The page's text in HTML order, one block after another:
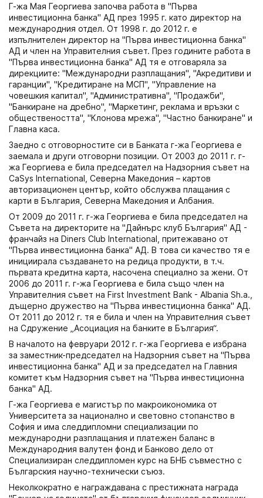
Г-жа Мая Георгиева започва работа в "Първа
инвестиционна банка" АД през 1995 г. като директор на
международния отдел. От 1998 г. до 2012 г. е
изпълнителен директор на "Първа инвестиционна банка"
АД и член на Управителния съвет. През годините работа в
"Първа инвестиционна банка" АД тя е отговаряла за
дирекциите: "Международни разплащания", "Акредитиви и
гаранции", "Кредитиране на МСП", "Управление на
човешкия капитал", "Административна", "Продажби",
"Банкиране на дребно", "Маркетинг, реклама и връзки с
обществеността", "Клонова мрежа", "Частно банкиране" и
Главна каса.
Заедно с отговорностите си в Банката г-жа Георгиева е
заемала и други отговорни позиции. От 2003 до 2011 г. г-
жа Георгиева е била председател на Надзорния съвет на
CaSys International, Северна Македония – картов
авторизационен център, който обслужва плащания с
карти в България, Северна Македония и Албания.
От 2009 до 2011 г. г-жа Георгиева е била председател на
Съвета на директорите на "Дайнърс клуб България" АД -
франчайз на Diners Club International, притежавано от
"Първа инвестиционна банка" АД. В това си качество тя е
инициирала създаването на редица продукти, в т.ч.
първата кредитна карта, насочена специално за жени. От
2006 до 2011 г. г-жа Георгиева е била също член на
Управителния съвет на First Investment Bank - Albania Sh.a.,
дъщерно дружество на "Първа инвестиционна банка" АД.
От 2011 до 2012 г. тя е била и член на Управителния съвет
на Сдружение „Асоциация на банките в България“.
В началото на февруари 2012 г. г-жа Георгиева е избрана
за заместник-председател на Надзорния съвет на "Първа
инвестиционна банка" АД и за председател на Главния
комитет към Надзорния съвет на "Първа инвестиционна
банка" АД.
Г-жа Георгиева е магистър по макроикономика от
Университета за национално и световно стопанство в
София и има следдипломни специализации по
международни разплащания и платежен баланс в
Международния валутен фонд и Банково дело от
Специализиран следдипломен курс на БНБ съвместно с
Българския научно-технически съюз.
Неколкократно е награждавана с престижната награда